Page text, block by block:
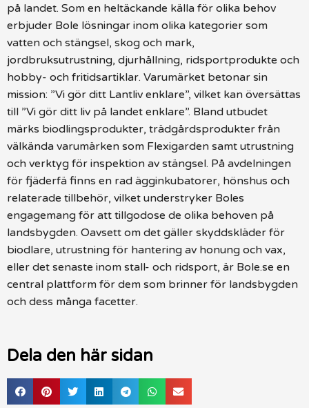
på landet. Som en heltäckande källa för olika behov
erbjuder Bole lösningar inom olika kategorier som
vatten och stängsel, skog och mark,
jordbruksutrustning, djurhållning, ridsportprodukte och
hobby- och fritidsartiklar. Varumärket betonar sin
mission: ”Vi gör ditt Lantliv enklare”, vilket kan översättas
till ”Vi gör ditt liv på landet enklare”. Bland utbudet
märks biodlingsprodukter, trädgårdsprodukter från
välkända varumärken som Flexigarden samt utrustning
och verktyg för inspektion av stängsel. På avdelningen
för fjäderfä finns en rad ägginkubatorer, hönshus och
relaterade tillbehör, vilket understryker Boles
engagemang för att tillgodose de olika behoven på
landsbygden. Oavsett om det gäller skyddskläder för
biodlare, utrustning för hantering av honung och vax,
eller det senaste inom stall- och ridsport, är Bole.se en
central plattform för dem som brinner för landsbygden
och dess många facetter.
Dela den här sidan